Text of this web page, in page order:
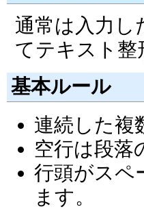
通常は入力し
てテキスト
基本ルール
連続した複
空行は段落
行頭がスペ
ます。